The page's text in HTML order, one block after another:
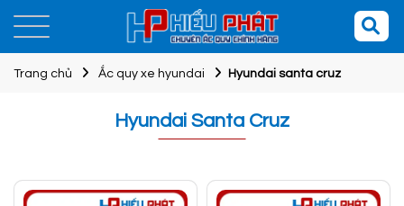
Trang chủ Ắc quy xe hyundai Hyundai santa cruz
Hyundai Santa Cruz